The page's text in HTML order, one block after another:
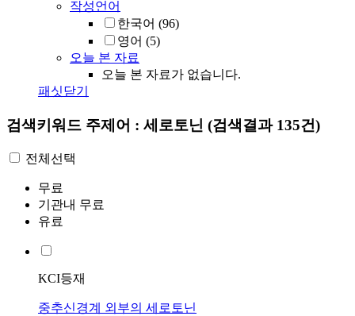
작성언어
한국어 (96)
영어 (5)
오늘 본 자료
오늘 본 자료가 없습니다.
패싯닫기
검색키워드 주제어 : 세로토닌 (검색결과 135건)
전체선택
무료
기관내 무료
유료
KCI등재
중추신경계 외부의 세로토닌